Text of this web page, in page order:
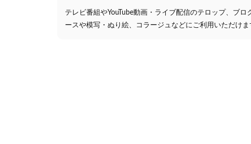
テレビ番組やYouTube動画・ライブ配信のテロップ、ブ
ースや模写・ぬり絵、コラージュなどにご利用いただけま